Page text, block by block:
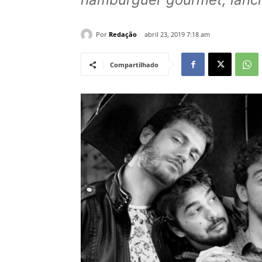
Por Redação abril 23, 2019 7:18 am
Compartilhado